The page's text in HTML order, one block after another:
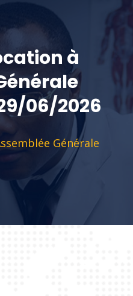
à
06/2026
Générale